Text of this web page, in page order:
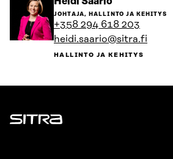
henkilön
sivulle
JOHTAJA, HALLINTO JA KEHITYS
+358 294 618 203
heidi.saario@sitra.fi
HALLINTO JA KEHITYS
Sitra